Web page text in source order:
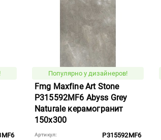
Популярно у дизайнеров!
Fmg Maxfine Art Stone
P315592MF6 Abyss Grey
Naturale керамогранит
150x300
Артикул: P315592MF6